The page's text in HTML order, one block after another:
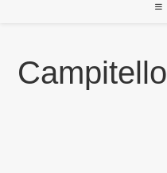
Campitello